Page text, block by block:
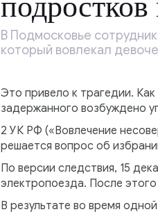
В Подмосковье
который вовлекал
Это привело к трагедии.
задержанного возбуждено
2 УК РФ («Вовлечение
решается вопрос об
По версии следствия, 15
электропоезда. После
В результате во время